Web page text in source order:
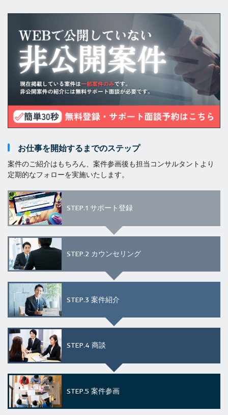
お仕事を開始するまでのステップ
案件のご紹介はもちろん、案件参画後も担当コンサルタントより
定期的なフォローを実施いたします。
STEP.1 サポート登録
STEP.2 カウンセリング
STEP.3 案件紹介
STEP.4 商談
STEP.5 案件参画